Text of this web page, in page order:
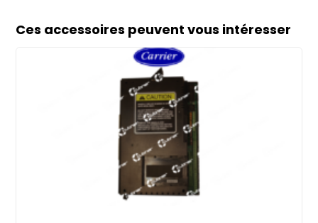
Ces accessoires peuvent vous intéresser